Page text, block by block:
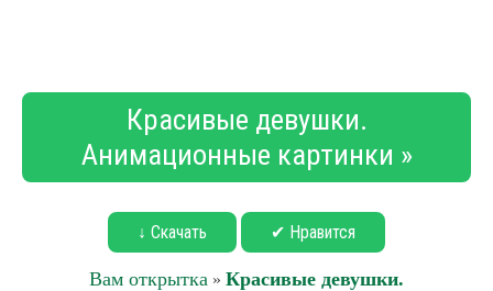
Красивые девушки.
Анимационные картинки »
↓ Скачать ✔ Нравится
Вам открытка » Красивые девушки.